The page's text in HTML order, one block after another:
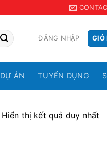
ĐĂNG NHẬP
DỰ ÁN TUYỂN DỤNG
Hiển thị kết quả duy nhất